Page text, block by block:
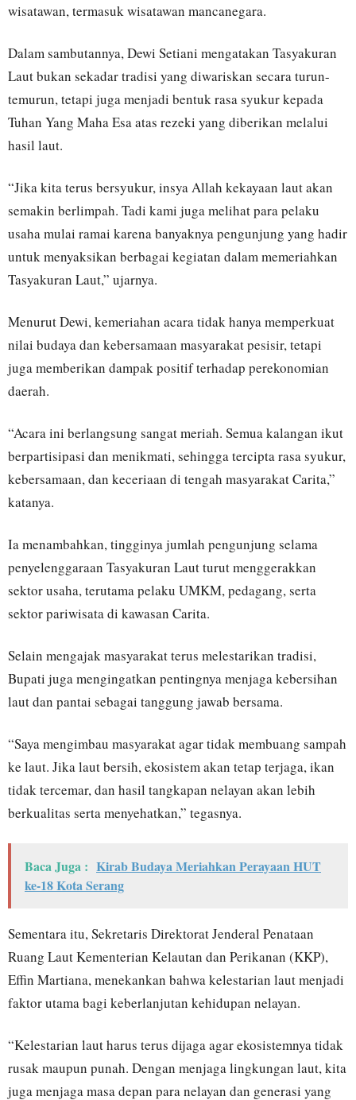
wisatawan, termasuk wisatawan mancanegara.
Dalam sambutannya, Dewi Setiani mengatakan Tasyakuran
Laut bukan sekadar tradisi yang diwariskan secara turun-
temurun, tetapi juga menjadi bentuk rasa syukur kepada
Tuhan Yang Maha Esa atas rezeki yang diberikan melalui
hasil laut.
“Jika kita terus bersyukur, insya Allah kekayaan laut akan
semakin berlimpah. Tadi kami juga melihat para pelaku
usaha mulai ramai karena banyaknya pengunjung yang hadir
untuk menyaksikan berbagai kegiatan dalam memeriahkan
Tasyakuran Laut,” ujarnya.
Menurut Dewi, kemeriahan acara tidak hanya memperkuat
nilai budaya dan kebersamaan masyarakat pesisir, tetapi
juga memberikan dampak positif terhadap perekonomian
daerah.
“Acara ini berlangsung sangat meriah. Semua kalangan ikut
berpartisipasi dan menikmati, sehingga tercipta rasa syukur,
kebersamaan, dan keceriaan di tengah masyarakat Carita,”
katanya.
Ia menambahkan, tingginya jumlah pengunjung selama
penyelenggaraan Tasyakuran Laut turut menggerakkan
sektor usaha, terutama pelaku UMKM, pedagang, serta
sektor pariwisata di kawasan Carita.
Selain mengajak masyarakat terus melestarikan tradisi,
Bupati juga mengingatkan pentingnya menjaga kebersihan
laut dan pantai sebagai tanggung jawab bersama.
“Saya mengimbau masyarakat agar tidak membuang sampah
ke laut. Jika laut bersih, ekosistem akan tetap terjaga, ikan
tidak tercemar, dan hasil tangkapan nelayan akan lebih
berkualitas serta menyehatkan,” tegasnya.
Baca Juga : Kirab Budaya Meriahkan Perayaan HUT
ke-18 Kota Serang
Sementara itu, Sekretaris Direktorat Jenderal Penataan
Ruang Laut Kementerian Kelautan dan Perikanan (KKP),
Effin Martiana, menekankan bahwa kelestarian laut menjadi
faktor utama bagi keberlanjutan kehidupan nelayan.
“Kelestarian laut harus terus dijaga agar ekosistemnya tidak
rusak maupun punah. Dengan menjaga lingkungan laut, kita
juga menjaga masa depan para nelayan dan generasi yang